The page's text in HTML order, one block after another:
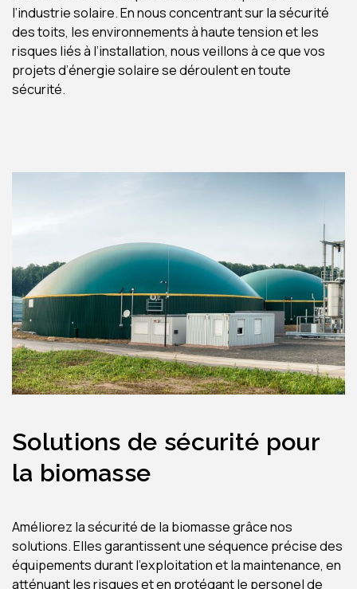
l’industrie solaire. En nous concentrant sur la sécurité
des toits, les environnements à haute tension et les
risques liés à l’installation, nous veillons à ce que vos
projets d’énergie solaire se déroulent en toute
sécurité.
Solutions de sécurité pour
la biomasse
Améliorez la sécurité de la biomasse grâce nos
solutions. Elles garantissent une séquence précise des
équipements durant l’exploitation et la maintenance, en
atténuant les risques et en protégant le personel de